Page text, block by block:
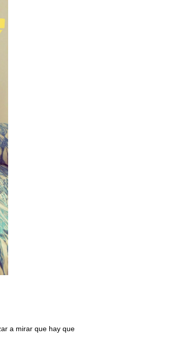
a mirar que hay que